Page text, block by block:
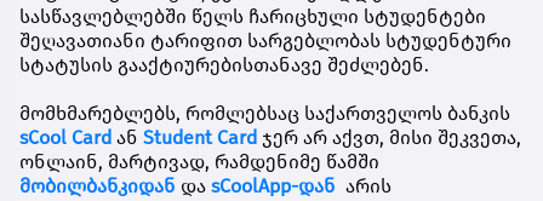
სასწავლებლებში წელს ჩარიცხული სტუდენტები
შეღავათიანი ტარიფით სარგებლობას სტუდენტური
სტატუსის გააქტიურებისთანავე შეძლებენ.
მომხმარებლებს, რომლებსაც საქართველოს ბანკის
sCool Card ან Student Card ჯერ არ აქვთ, მისი შეკვეთა,
ონლაინ, მარტივად, რამდენიმე წამში
მობილბანკიდან და sCoolApp-დან არის